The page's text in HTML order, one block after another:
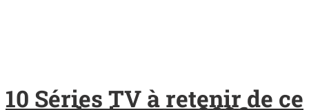
10 Séries TV à retenir de ce